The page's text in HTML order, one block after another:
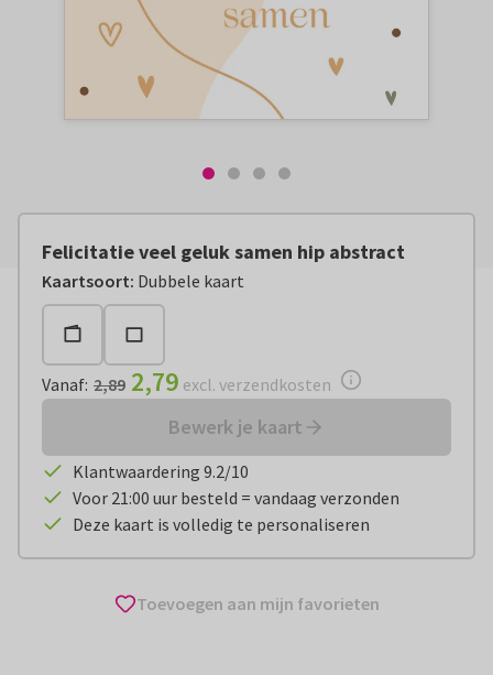
Felicitatie veel geluk samen hip abstract
Kaartsoort: Dubbele kaart
Vanaf:€ 2,79 excl. verzendkosten
Vanaf: 2,89 2,79 excl. verzendkosten
Bewerk je kaart
Klantwaardering 9.2/10
Voor 21:00 uur besteld = vandaag verzonden
Deze kaart is volledig te personaliseren
Toevoegen aan mijn favorieten